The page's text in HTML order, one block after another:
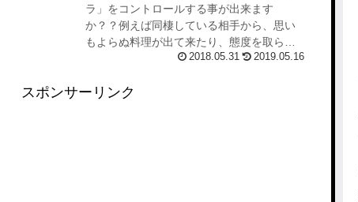
ラ」をコントロールする事が出来ます
か？？例えば同棲している相手から、思い
もよらぬ料理が出て来たり、態度を取られ
たり、たまたま相手の機嫌が悪くて、自分
回も同じ...
2018.05.31 2019.05.16
スポンサーリンク